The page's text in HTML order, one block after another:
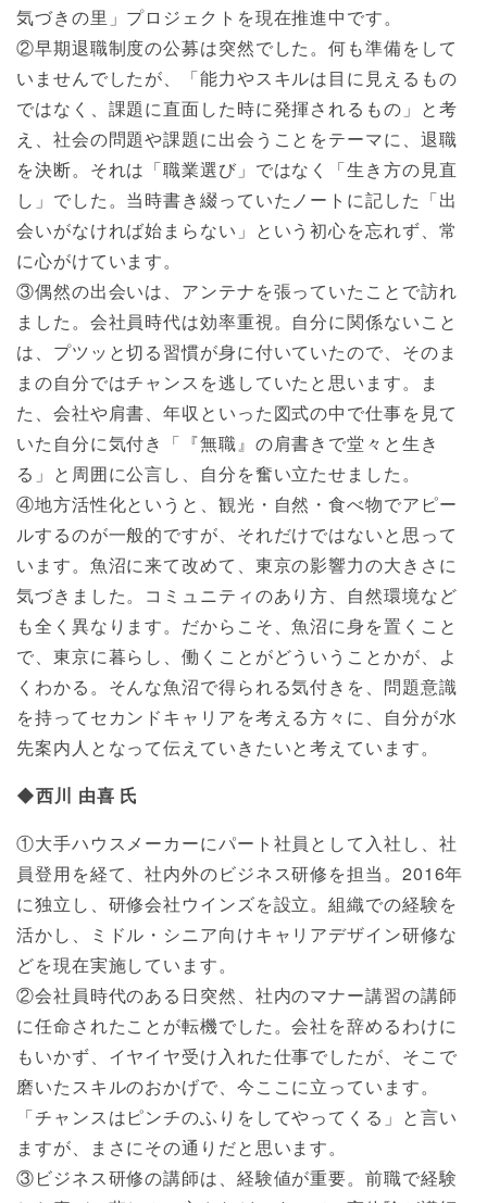
気づきの里」プロジェクトを現在推進中です。
②早期退職制度の公募は突然でした。何も準備をして
いませんでしたが、「能力やスキルは目に見えるもの
ではなく、課題に直面した時に発揮されるもの」と考
え、社会の問題や課題に出会うことをテーマに、退職
を決断。それは「職業選び」ではなく「生き方の見直
し」でした。当時書き綴っていたノートに記した「出
会いがなければ始まらない」という初心を忘れず、常
に心がけています。
③偶然の出会いは、アンテナを張っていたことで訪れ
ました。会社員時代は効率重視。自分に関係ないこと
は、プツッと切る習慣が身に付いていたので、そのま
まの自分ではチャンスを逃していたと思います。ま
た、会社や肩書、年収といった図式の中で仕事を見て
いた自分に気付き「『無職』の肩書きで堂々と生き
る」と周囲に公言し、自分を奮い立たせました。
④地方活性化というと、観光・自然・食べ物でアピー
ルするのが一般的ですが、それだけではないと思って
います。魚沼に来て改めて、東京の影響力の大きさに
気づきました。コミュニティのあり方、自然環境など
も全く異なります。だからこそ、魚沼に身を置くこと
で、東京に暮らし、働くことがどういうことかが、よ
くわかる。そんな魚沼で得られる気付きを、問題意識
を持ってセカンドキャリアを考える方々に、自分が水
先案内人となって伝えていきたいと考えています。
◆西川 由喜 氏
①大手ハウスメーカーにパート社員として入社し、社
員登用を経て、社内外のビジネス研修を担当。2016年
に独立し、研修会社ウインズを設立。組織での経験を
活かし、ミドル・シニア向けキャリアデザイン研修な
どを現在実施しています。
②会社員時代のある日突然、社内のマナー講習の講師
に任命されたことが転機でした。会社を辞めるわけに
もいかず、イヤイヤ受け入れた仕事でしたが、そこで
磨いたスキルのおかげで、今ここに立っています。
「チャンスはピンチのふりをしてやってくる」と言い
ますが、まさにその通りだと思います。
③ビジネス研修の講師は、経験値が重要。前職で経験